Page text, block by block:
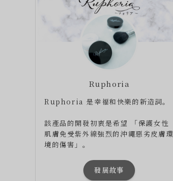
Ruphoria
Ruphoria 是幸福和快樂的新造詞。
該產品的開發初衷是希望 「保護女性
肌膚免受紫外線強烈的沖繩惡劣皮膚環
境的傷害」。
發展故事